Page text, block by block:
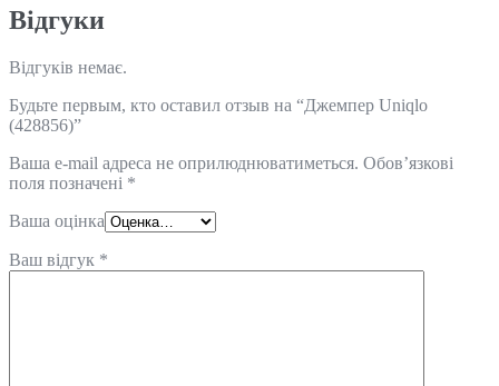
Відгуки
Відгуків немає.
Будьте первым, кто оставил отзыв на “Джемпер Uniqlo
(428856)”
Ваша e-mail адреса не оприлюднюватиметься. Обов’язкові
поля позначені *
Ваша оцінка
Ваш відгук *